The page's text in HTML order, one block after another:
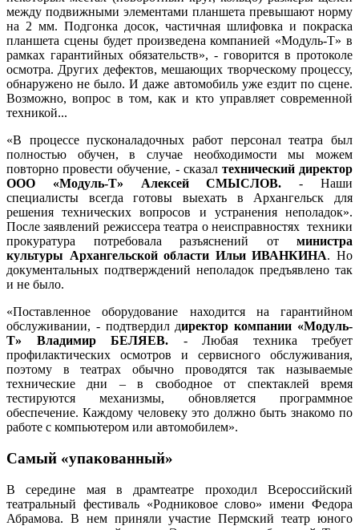
между подвижными элементами планшета превышают норму
на 2 мм. Подгонка досок, частичная шлифовка и покраска
планшета сцены будет произведена компанией «Модуль-Т» в
рамках гарантийных обязательств», - говорится в протоколе
осмотра. Других дефектов, мешающих творческому процессу,
обнаружено не было. И даже автомобиль уже ездит по сцене.
Возможно, вопрос в том, как и кто управляет современной
техникой...
«В процессе пусконаладочных работ персонал театра был
полностью обучен, в случае необходимости мы можем
повторно провести обучение, - сказал технический директор
ООО «Модуль-Т» Алексей СМЫСЛОВ. - Наши
специалисты всегда готовы выехать в Архангельск для
решения технических вопросов и устранения неполадок».
После заявлений режиссера театра о неисправностях техники
прокуратура потребовала разъяснений от министра
культуры Архангельской области Ильи ИВАНКИНА. Но
документальных подтверждений неполадок предъявлено так
и не было.
«Поставленное оборудование находится на гарантийном
обслуживании, - подтвердил директор компании «Модуль-
Т» Владимир БЕЛЯЕВ. - Любая техника требует
профилактических осмотров и сервисного обслуживания,
поэтому в театрах обычно проводятся так называемые
технические дни – в свободное от спектаклей время
тестируются механизмы, обновляется программное
обеспечение. Каждому человеку это должно быть знакомо по
работе с компьютером или автомобилем».
Самый «упакованный»
В середине мая в драмтеатре проходил Всероссийский
театральный фестиваль «Родниковое слово» имени Федора
Абрамова. В нем приняли участие Пермский театр юного